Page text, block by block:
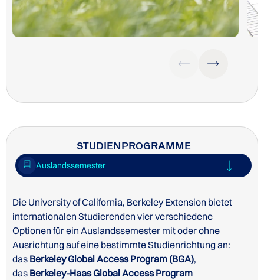
STUDIENPROGRAMME
Auslandssemester
Die University of California, Berkeley Extension bietet
internationalen Studierenden vier verschiedene
Optionen für ein Auslandssemester mit oder ohne
Ausrichtung auf eine bestimmte Studienrichtung an:
das Berkeley Global Access Program (BGA),
das Berkeley-Haas Global Access Program